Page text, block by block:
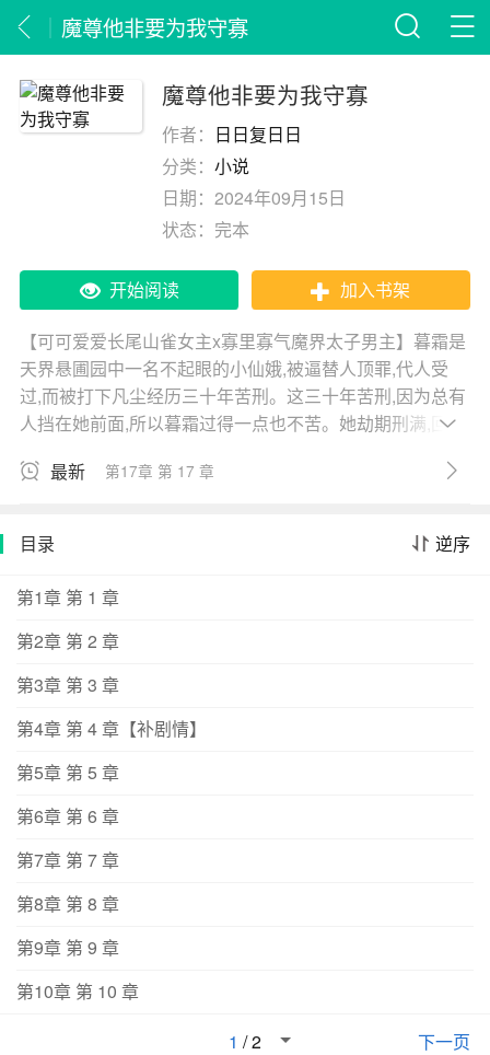
魔尊他非要为我守寡
魔尊他非要为我守寡
作者： 日日复日日
分类：小说
日期：2024年09月15日
状态： 完本
开始阅读 加入书架
【可可爱爱长尾山雀女主x寡里寡气魔界太子男主】暮霜是
天界悬圃园中一名不起眼的小仙娥,被逼替人顶罪,代人受
过,而被打下凡尘经历三十年苦刑。这三十年苦刑,因为总有
人挡在她前面,所以暮霜过得一点也不苦。她劫期刑满,回归
没成想五百年后,九重天上突然降下一群上仙,不由分说将她
息：1、她遇见的小魔修并不是普通的魔修,而是魔界储
君；2、这位魔界太子本该在五百年前归位,回归魔界,却因
为出了岔子一直被困人间,甚至还有身死道消的危险；3、
造成这一切的罪魁祸首,就是暮霜留下的蛋。太子殿下为孵
化她的蛋,几乎耗尽修为。暮霜偷偷看了眼上方神威赫赫的
快吓得爆炸了。她实在不敢说,她留下的那颗蛋,是颗没受米
青的卵。当初,她用尽全力生下那颗蛋,不是留给他孵化的,
毁于一旦,暮霜再次被踹下界,去拯救开解那位沉迷孵蛋、日
渐憔悴的魔界储君。好消息是,太子殿下对她爱得深沉,一直
不曾忘记她。坏消息是,在过去的五百年间,已经有好多人冒
名顶替打着她的名号去拯救过这位魔界太子了。太子殿下
封面已购买授权。*【【反派男女都有,角色设定只跟剧情有
关,和性别无关,只要故事需要,我管他是男是女是牛是马都
最新 第17章 第 17 章
逆序
目录
第1章 第 1 章
第2章 第 2 章
第3章 第 3 章
第4章 第 4 章【补剧情】
第5章 第 5 章
第6章 第 6 章
第7章 第 7 章
第8章 第 8 章
第9章 第 9 章
第10章 第 10 章
下一页
1 /2